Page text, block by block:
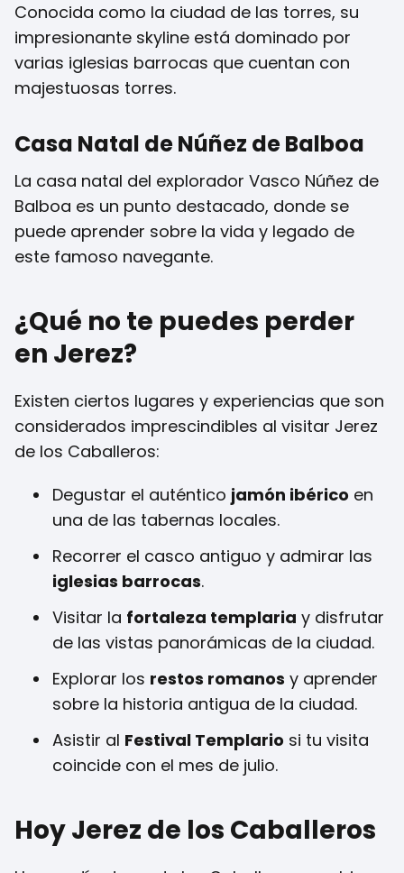
Conocida como la ciudad de las torres, su
impresionante skyline está dominado por
varias iglesias barrocas que cuentan con
majestuosas torres.
Casa Natal de Núñez de Balboa
La casa natal del explorador Vasco Núñez de
Balboa es un punto destacado, donde se
puede aprender sobre la vida y legado de
este famoso navegante.
¿Qué no te puedes perder
en Jerez?
Existen ciertos lugares y experiencias que son
considerados imprescindibles al visitar Jerez
de los Caballeros:
Degustar el auténtico jamón ibérico en
una de las tabernas locales.
Recorrer el casco antiguo y admirar las
iglesias barrocas.
Visitar la fortaleza templaria y disfrutar
de las vistas panorámicas de la ciudad.
Explorar los restos romanos y aprender
sobre la historia antigua de la ciudad.
Asistir al Festival Templario si tu visita
coincide con el mes de julio.
Hoy Jerez de los Caballeros